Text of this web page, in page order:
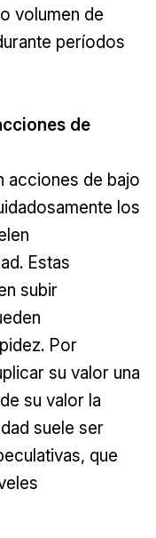
volumen de
períodos
de
acciones de bajo
los
Estas
subir
Por
su valor una
su valor la
suele ser
que